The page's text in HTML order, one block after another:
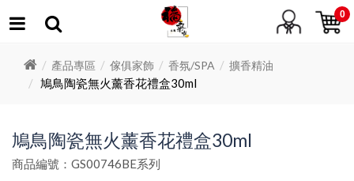
0
產品專區 傢俱家飾 香氛/SPA 擴香精油
鳩鳥陶瓷無火薰香花禮盒30ml
鳩鳥陶瓷無火薰香花禮盒30ml
商品編號：GS00746BE系列